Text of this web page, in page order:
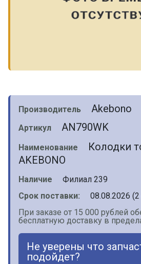
Производитель Akebono
Артикул AN790WK
Наименование
Колодки
AKEBONO
Наличие
Филиал 239
Срок поставки:
08.08.2026 (2
При заказе от 15 000 рублей
бесплатную доставку в
Не уверены что
подойдет?